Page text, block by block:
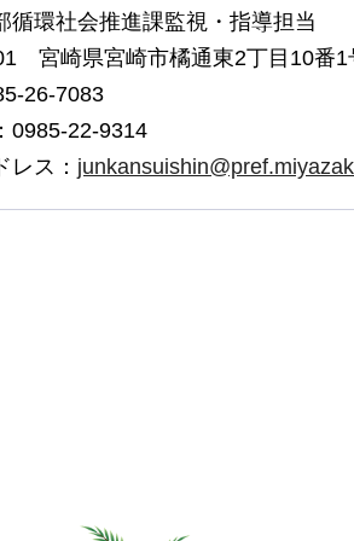
循環社会推進課監視・指導担当
宮崎県宮崎市橘通東2丁目10番1
26-7083
0985-22-9314
レス：